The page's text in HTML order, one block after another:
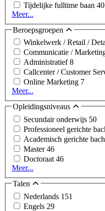
Tijdelijke fulltime baan 40
Meer...
Beroepsgroepen
Winkelwerk / Retail /
Communicatie /
Administratief8
Callcenter / Customer
Online Marketing 7
Meer...
Opleidingsniveaus
Secundair onderwijs 50
Professioneel gerichte
Academisch gerichte
Master46
Doctoraat 46
Meer...
Talen
Nederlands 151
Engels 29